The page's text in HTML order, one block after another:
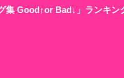
集 Good↑or Bad↓」ランキ